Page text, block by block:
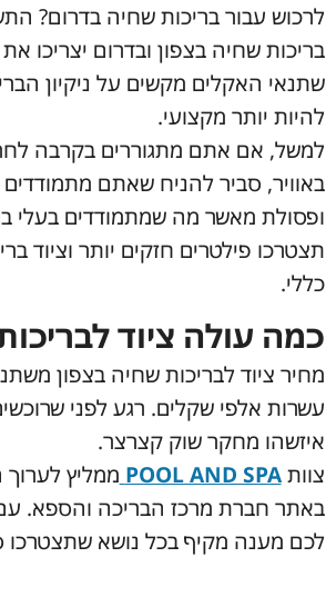
לרכוש עבור בריכות שחיה בדרום?
בריכות שחיה בצפון ובדרום יצריכו
שתנאי האקלים מקשים על ניקיון
להיות יותר מקצועי.
למשל, אם אתם מתגוררים בקרבה
באוויר, סביר להניח שאתם
ופסולת מאשר מה שמתמודדים בעלי
תצטרכו פילטרים חזקים יותר וציוד
כללי.
כמה עולה ציוד
מחיר ציוד לבריכות שחיה בצפון
עשרות אלפי שקלים. רגע לפני
איזשהו מחקר שוק קצרצר.
צוותPOOL AND SPA ממליץ
לכם מענה מקיף בכל נושא שתצטרכו